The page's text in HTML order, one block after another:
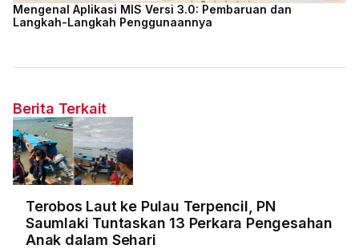
Mengenal Aplikasi MIS Versi 3.0: Pembaruan dan
Langkah-Langkah Penggunaannya
Berita Terkait
Terobos Laut ke Pulau Terpencil, PN
Saumlaki Tuntaskan 13 Perkara Pengesahan
Anak dalam Sehari